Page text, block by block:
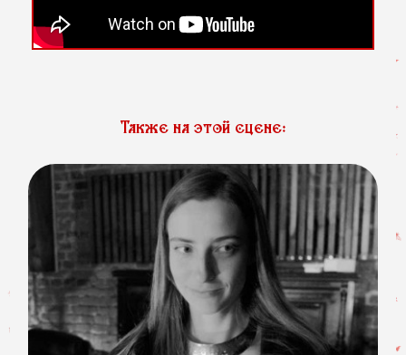
Также на этой сцене: